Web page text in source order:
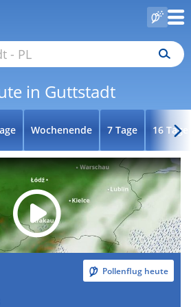
in Guttstadt
Wochenende 7 Tage 16 Tage
Pollenflug heute